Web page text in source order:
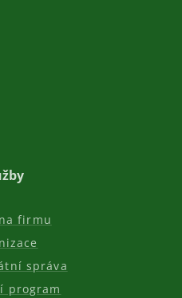
firmu
správa
program